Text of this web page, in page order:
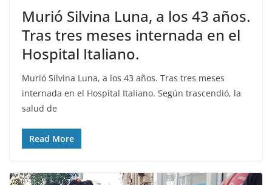
Murió Silvina Luna, a los 43 años.
Tras tres meses internada en el
Hospital Italiano.
Murió Silvina Luna, a los 43 años. Tras tres meses
internada en el Hospital Italiano. Según trascendió, la
salud de
Read More